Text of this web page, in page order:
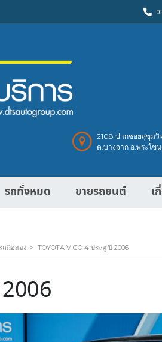
2108 ปากซอยสุขุมวิ
ต.บางจาก อ.พระโข
รถทั้งหมด ขายรถยนต์ เ
รถมือสอง > TOYOTA VIGO 4 ประตู ปี 2006